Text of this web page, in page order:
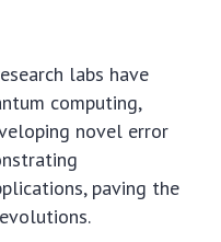
labs have
computing,
novel error
paving the